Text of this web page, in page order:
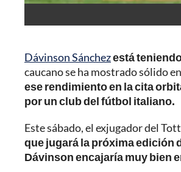
Dávinson Sánchezestá
caucano se ha mostrado sólido
ese rendimiento en la cita
por un club del fútbol italiano.
Este sábado, el exjugador del
que jugará la próxima edición
Dávinson encajaría muy bien